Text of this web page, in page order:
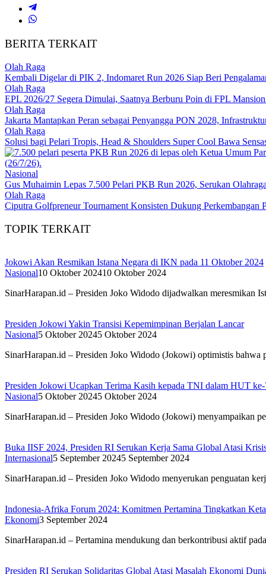
BERITA TERKAIT
Olah Raga
Kembali Digelar di PIK 2, Indomaret Run 2026 Siap Beri
Olah Raga
EPL 2026/27 Segera Dimulai, Saatnya Berburu Poin di FPL
Olah Raga
Jakarta Mantapkan Peran sebagai Penyangga PON 2028,
Olah Raga
Solusi bagi Pelari Tropis, Head & Shoulders Super Cool Bawa
Nasional
Gus Muhaimin Lepas 7.500 Pelari PKB Run 2026, Serukan
Olah Raga
Ciputra Golfpreneur Tournament Konsisten Dukung Perkembangan
TOPIK TERKAIT
Jokowi Akan Resmikan Istana Negara di IKN pada 11 Oktober 2024
Nasional10 Oktober 202410 Oktober 2024
SinarHarapan.id – Presiden Joko Widodo dijadwalkan
Presiden Jokowi Yakin Transisi Kepemimpinan Berjalan Lancar
Nasional5 Oktober 20245 Oktober 2024
SinarHarapan.id – Presiden Joko Widodo (Jokowi) optimistis
Presiden Jokowi Ucapkan Terima Kasih kepada TNI dalam HUT
Nasional5 Oktober 20245 Oktober 2024
SinarHarapan.id – Presiden Joko Widodo (Jokowi) menyampaikan
Buka IISF 2024, Presiden RI Serukan Kerja Sama Global Atasi
Internasional5 September 20245 September 2024
SinarHarapan.id – Presiden Joko Widodo menyerukan penguatan
Indonesia-Afrika Forum 2024: Komitmen Pertamina Tingkatkan
Ekonomi3 September 2024
SinarHarapan.id – Pertamina mendukung dan berkontribusi aktif
Presiden RI Serukan Solidaritas Global Atasi Masalah Ekonomi